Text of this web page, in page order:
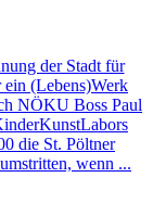
der Stadt für
(Lebens)Werk
NÖKU Boss Paul
die St. Pöltner
wenn ...